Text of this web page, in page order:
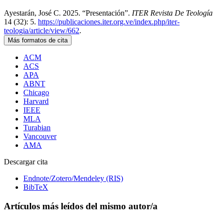
Ayestarán, José C. 2025. “Presentación”. ITER Revista De Teología
14 (32): 5. https://publicaciones.iter.org.ve/index.php/iter-
teologia/article/view/662.
Más formatos de cita
ACM
ACS
APA
ABNT
Chicago
Harvard
IEEE
MLA
Turabian
Vancouver
AMA
Descargar cita
Endnote/Zotero/Mendeley (RIS)
BibTeX
Artículos más leídos del mismo autor/a